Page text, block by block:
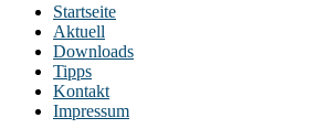
Startseite
Aktuell
Downloads
Tipps
Kontakt
Impressum